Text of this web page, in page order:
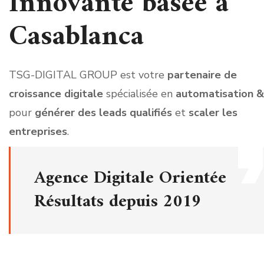
Casablanca
TSG-DIGITAL GROUP est votre partenaire de
croissance digitale spécialisée en automatisation
pour générer des leads qualifiés et scaler les
entreprises.
Agence Digitale Orientée
Résultats depuis 2019